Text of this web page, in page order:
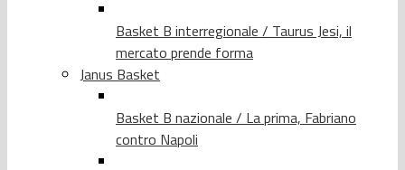
Basket B interregionale / Taurus Jesi, il
mercato prende forma
Janus Basket
Basket B nazionale / La prima, Fabriano
contro Napoli